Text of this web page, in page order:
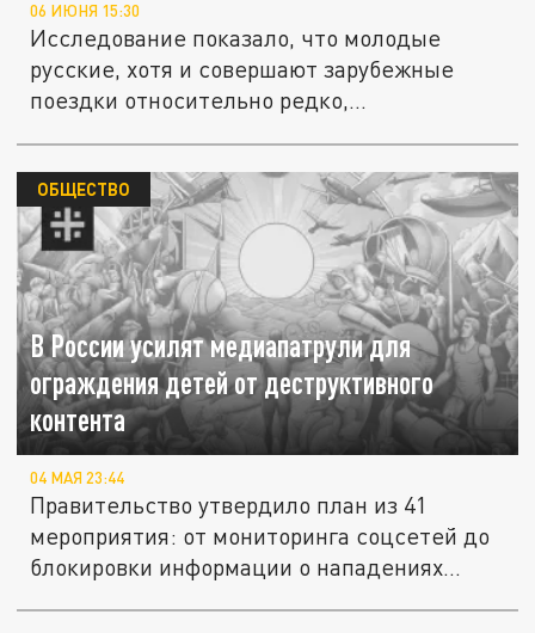
06 ИЮНЯ 15:30
Исследование показало, что молодые
русские, хотя и совершают зарубежные
поездки относительно редко,...
В России усилят медиапатрули для
ограждения детей от деструктивного
контента
ОБЩЕСТВО
04 МАЯ 23:44
Правительство утвердило план из 41
мероприятия: от мониторинга соцсетей до
блокировки информации о нападениях...